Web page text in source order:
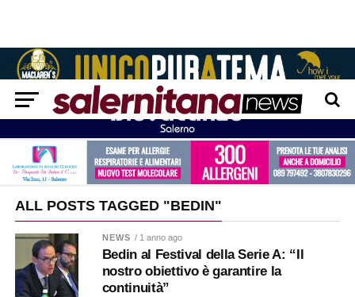
ALL POSTS TAGGED "BEDIN"
NEWS / 1 anno ago
Bedin al Festival della Serie A: “Il
nostro obiettivo è garantire la
continuità”